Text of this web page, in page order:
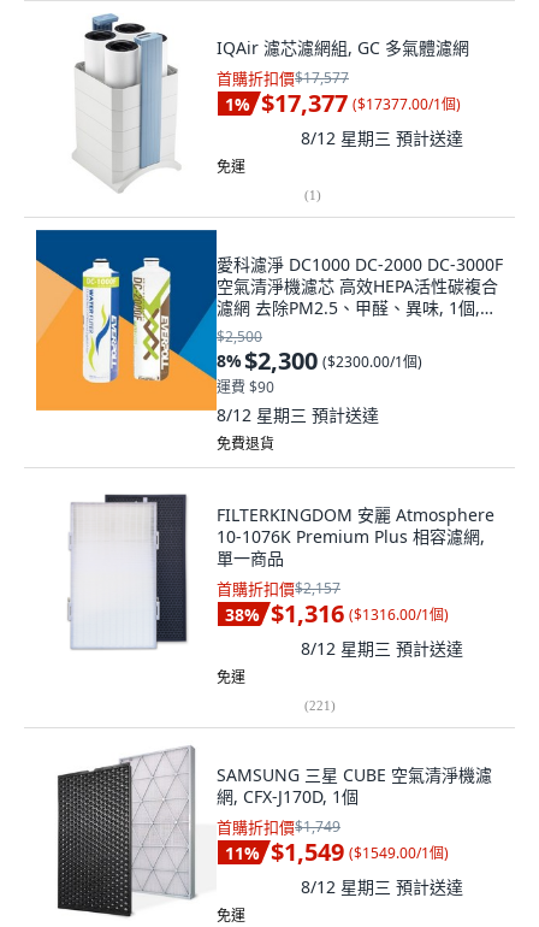
IQAir 濾芯濾網組, GC 多氣體濾網
首購折扣價$17,577
1% $17,377 ($17377.00/1個)
8/12 星期三 預計送達
免運
(1)
愛科濾淨 DC1000 DC-2000 DC-3000F
空氣清淨機濾芯 高效HEPA活性碳複合
濾網 去除PM2.5、甲醛、異味, 1個,
DC-2000F, DC-2000F
$2,500
8%$2,300 ($2300.00/1個)
運費 $90
8/12 星期三 預計送達
免費退貨
FILTERKINGDOM 安麗 Atmosphere
10-1076K Premium Plus 相容濾網,
單一商品
首購折扣價$2,157
38% $1,316 ($1316.00/1個)
8/12 星期三 預計送達
免運
(221)
SAMSUNG 三星 CUBE 空氣清淨機濾
網, CFX-J170D, 1個
首購折扣價$1,749
11% $1,549 ($1549.00/1個)
8/12 星期三 預計送達
免運